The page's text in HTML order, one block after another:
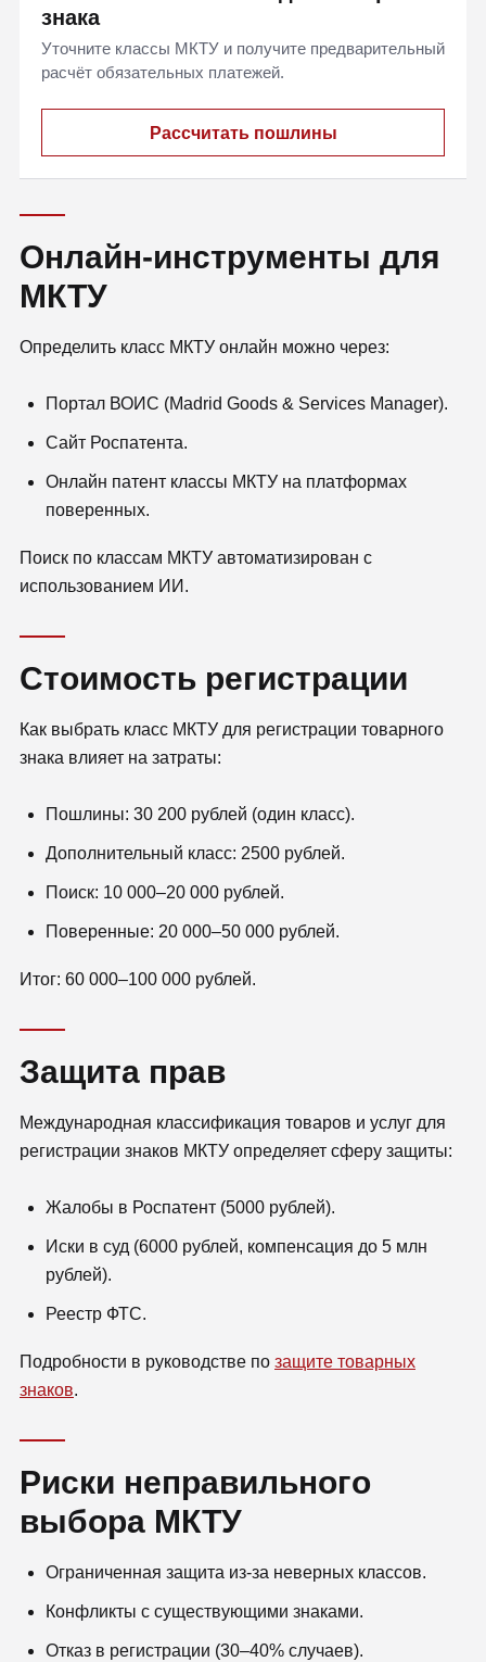
знака
Уточните классы МКТУ и получите предварительный
расчёт обязательных платежей.
Рассчитать пошлины
Онлайн-инструменты для
МКТУ
Определить класс МКТУ онлайн можно через:
Портал ВОИС (Madrid Goods & Services Manager).
Сайт Роспатента.
Онлайн патент классы МКТУ на платформах
поверенных.
Поиск по классам МКТУ автоматизирован с
использованием ИИ.
Стоимость регистрации
Как выбрать класс МКТУ для регистрации товарного
знака влияет на затраты:
Пошлины: 30 200 рублей (один класс).
Дополнительный класс: 2500 рублей.
Поиск: 10 000–20 000 рублей.
Поверенные: 20 000–50 000 рублей.
Итог: 60 000–100 000 рублей.
Защита прав
Международная классификация товаров и услуг для
регистрации знаков МКТУ определяет сферу защиты:
Жалобы в Роспатент (5000 рублей).
Иски в суд (6000 рублей, компенсация до 5 млн
рублей).
Реестр ФТС.
Подробности в руководстве по защите товарных
знаков.
Риски неправильного
выбора МКТУ
Ограниченная защита из-за неверных классов.
Конфликты с существующими знаками.
Отказ в регистрации (30–40% случаев).